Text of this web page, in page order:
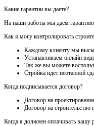
Какие гарантии вы даете?
На наши работы мы даем гарантию
Как я могу контролировать
Каждому клиенту мы
Устанавливаем онлайн
Так же вы можете
Стройка идет поэтапной
Когда подписывается договор?
Договор на
Договор на строительство
Когда я должнен оплачивать вашу